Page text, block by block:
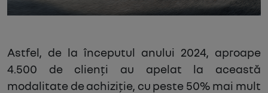
Astfel, de la începutul anului 2024, aproape
4.500 de clienți au apelat la această
modalitate de achiziție, cu peste 50% mai mult